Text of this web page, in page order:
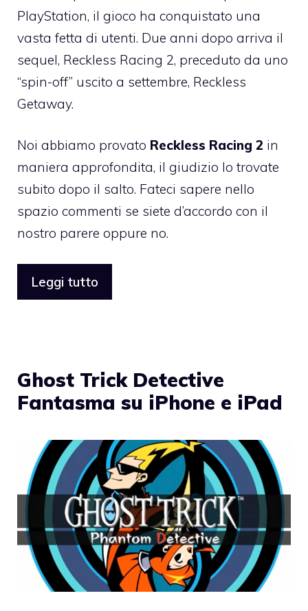
PlayStation, il gioco ha conquistato una
vasta fetta di utenti. Due anni dopo arriva il
sequel, Reckless Racing 2, preceduto da uno
“spin-off” uscito a settembre, Reckless
Getaway.
Noi abbiamo provato Reckless Racing 2 in
maniera approfondita, il giudizio lo trovate
subito dopo il salto. Fateci sapere nello
spazio commenti se siete d’accordo con il
nostro parere oppure no.
Leggi tutto
Ghost Trick Detective
Fantasma su iPhone e iPad